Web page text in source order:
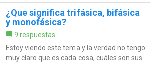
¿Que significa trifásica, bifásica
y monofásica?
9 respuestas
Estoy viendo este tema y la verdad no tengo
muy claro que es cada cosa, cuáles son sus